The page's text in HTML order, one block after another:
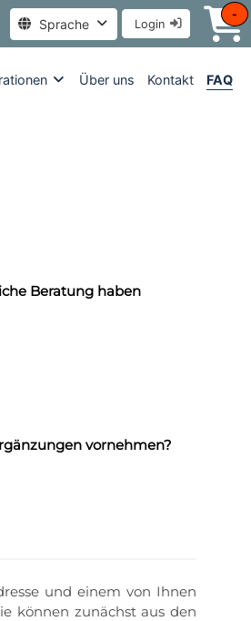
Sprache Login
-
Über uns Kontakt FAQ
Beratung haben
vornehmen?
und einem von Ihnen
können zunächst aus den